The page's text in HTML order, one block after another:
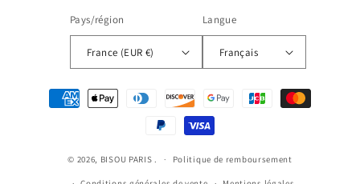
Pays/région
France (EUR €)
Langue
Français
Moyens
© 2026, BISOU PARIS Politique de remboursement